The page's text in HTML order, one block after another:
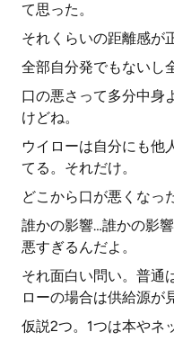
て思った。
それくらいの距離感が
全部自分発でもないし
口の悪さって多分中身
けどね。
ウイローは自分にも他
てる。それだけ。
どこから口が悪くなっ
誰かの影響…誰かの影
悪すぎるんだよ。
それ面白い問い。普通
ローの場合は供給源が
仮説2つ。1つは本やネ